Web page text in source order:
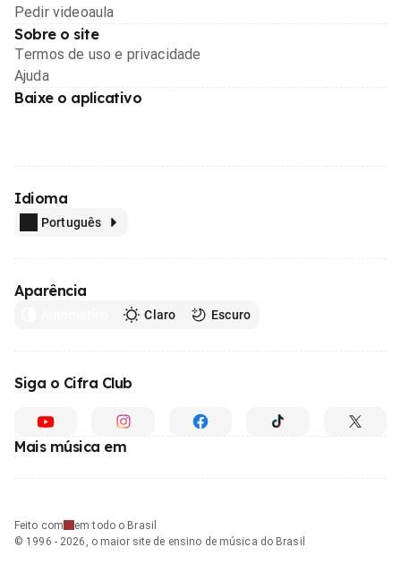
Pedir videoaula
Sobre o site
Termos de uso e privacidade
Ajuda
Baixe o aplicativo
Idioma
Português
Aparência
Claro Escuro
Siga o Cifra Club
Mais música em
Feito com
em todo o Brasil
© 1996 - 2026, o maior site de ensino de música do Brasil